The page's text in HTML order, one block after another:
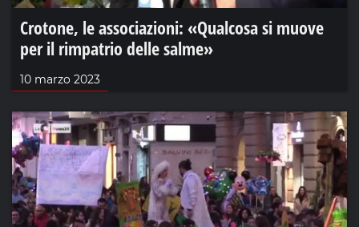
Crotone, le associazioni: «Qualcosa si muove
per il rimpatrio delle salme»
10 marzo 2023